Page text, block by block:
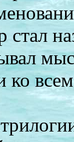
стал
ко